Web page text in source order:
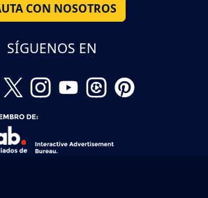
CON NOSOTROS
SÍGUENOS EN